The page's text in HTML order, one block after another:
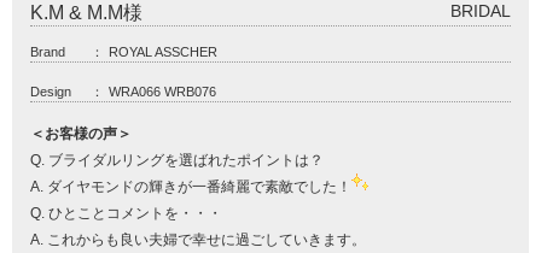
K.M & M.M様 BRIDAL
Brand ： ROYAL ASSCHER
Design ： WRA066 WRB076
＜お客様の声＞
Q. ブライダルリングを選ばれたポイントは？
A. ダイヤモンドの輝きが一番綺麗で素敵でした！
Q. ひとことコメントを・・・
A. これからも良い夫婦で幸せに過ごしていきます。